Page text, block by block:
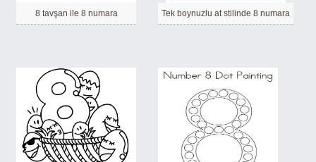
8 tavşan ile 8 numara Tek boynuzlu at stilinde 8 numara